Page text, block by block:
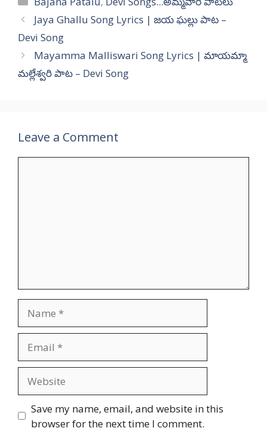
Jaya Ghallu Song Lyrics | జయ ఘల్లు పాట –
Devi Song
Mayamma Malliswari Song Lyrics | మాయమ్మా
మల్లేశ్వరి పాట – Devi Song
Leave a Comment
Save my name, email, and website in this
browser for the next time I comment.